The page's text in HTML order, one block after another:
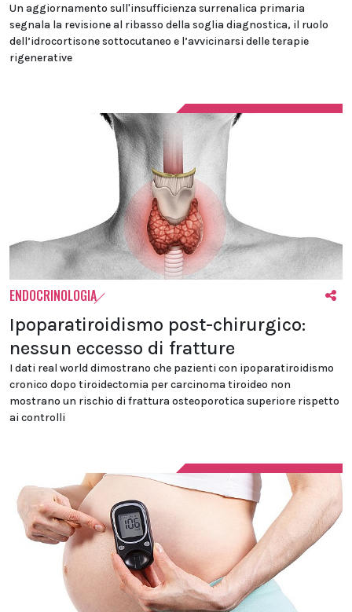
Un aggiornamento sull'insufficienza surrenalica primaria
segnala la revisione al ribasso della soglia diagnostica, il ruolo
dell’idrocortisone sottocutaneo e l’avvicinarsi delle terapie
rigenerative
ENDOCRINOLOGIA
Ipoparatiroidismo post-chirurgico:
nessun eccesso di fratture
I dati real world dimostrano che pazienti con ipoparatiroidismo
cronico dopo tiroidectomia per carcinoma tiroideo non
mostrano un rischio di frattura osteoporotica superiore rispetto
ai controlli